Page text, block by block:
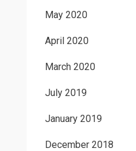
May 2020
April 2020
March 2020
July 2019
January 2019
December 2018